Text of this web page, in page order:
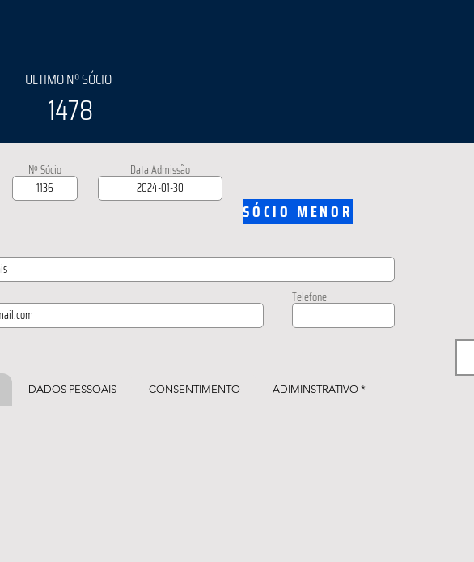
ULTIMO Nº SÓCIO
1478
Nº Sócio Data Admissão
SÓCIO MENOR
Telefone
DADOS PESSOAIS CONSENTIMENTO ADIMINSTRATIVO *